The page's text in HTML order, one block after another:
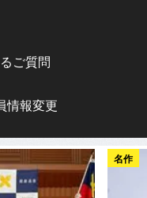
ご質問
情報変更
名作